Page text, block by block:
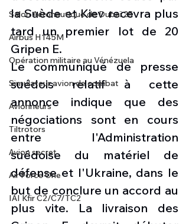
Salon Aéronautique de Dubaï 25
Airbus H145M
Opération militaire au Vénézuela
Simulateur avion de combat
Avionneurs
Tiltrotors
Avion secret
Air Force One
IAI Kfir C2/C7/TC2
la Suède et Kiev recevra plus
tard un premier lot de 20
Gripen E.
Le communiqué de presse
suédois relatif à cette
annonce indique que des
négociations sont en cours
entre l'Administration
suédoise du matériel de
défense et l'Ukraine, dans le
but de conclure un accord au
plus vite. La livraison des